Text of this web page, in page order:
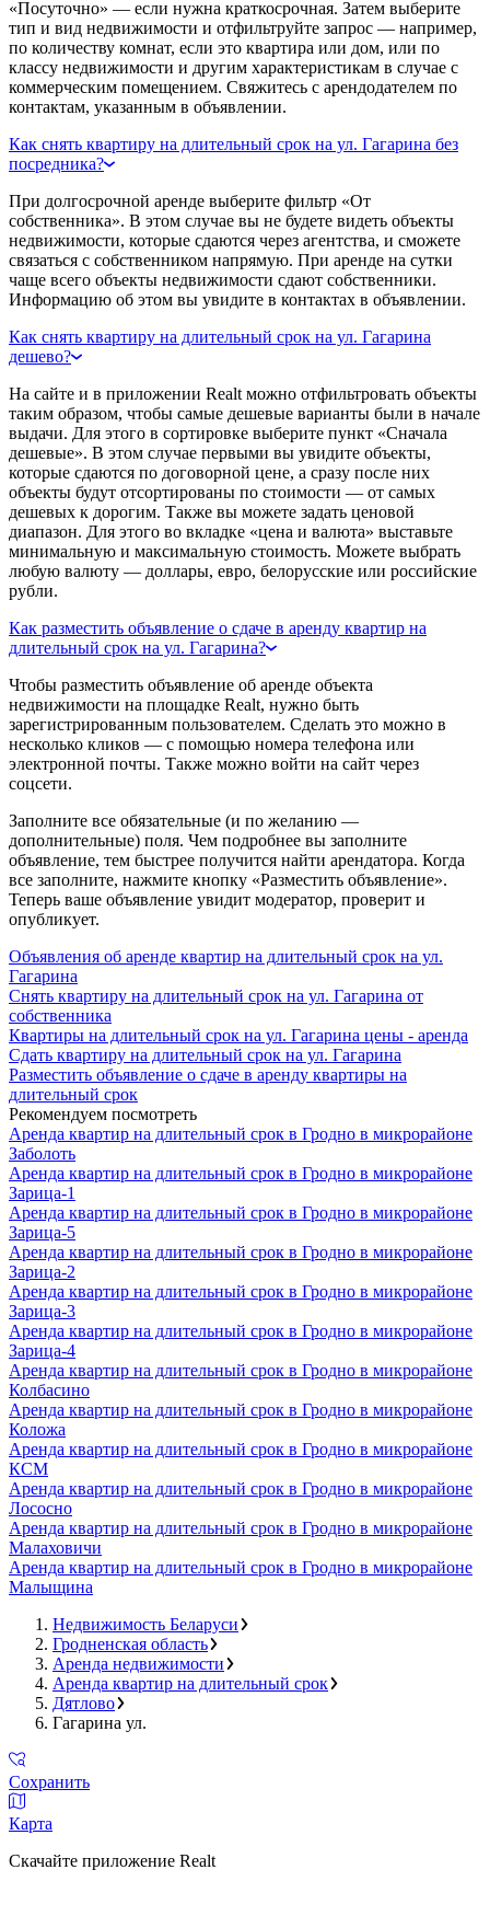
«Посуточно» — если нужна краткосрочная. Затем выберите
тип и вид недвижимости и отфильтруйте запрос — например,
по количеству комнат, если это квартира или дом, или по
классу недвижимости и другим характеристикам в случае с
коммерческим помещением. Свяжитесь с арендодателем по
контактам, указанным в объявлении.
Как снять квартиру на длительный срок на ул. Гагарина без
посредника?
При долгосрочной аренде выберите фильтр «От
собственника». В этом случае вы не будете видеть объекты
недвижимости, которые сдаются через агентства, и сможете
связаться с собственником напрямую. При аренде на сутки
чаще всего объекты недвижимости сдают собственники.
Информацию об этом вы увидите в контактах в объявлении.
Как снять квартиру на длительный срок на ул. Гагарина
дешево?
На сайте и в приложении Realt можно отфильтровать объекты
таким образом, чтобы самые дешевые варианты были в начале
выдачи. Для этого в сортировке выберите пункт «Сначала
дешевые». В этом случае первыми вы увидите объекты,
которые сдаются по договорной цене, а сразу после них
объекты будут отсортированы по стоимости — от самых
дешевых к дорогим. Также вы можете задать ценовой
диапазон. Для этого во вкладке «цена и валюта» выставьте
минимальную и максимальную стоимость. Можете выбрать
любую валюту — доллары, евро, белорусские или российские
рубли.
Как разместить объявление о сдаче в аренду квартир на
длительный срок на ул. Гагарина?
Чтобы разместить объявление об аренде объекта
недвижимости на площадке Realt, нужно быть
зарегистрированным пользователем. Сделать это можно в
несколько кликов — с помощью номера телефона или
электронной почты. Также можно войти на сайт через
соцсети.
Заполните все обязательные (и по желанию —
дополнительные) поля. Чем подробнее вы заполните
объявление, тем быстрее получится найти арендатора. Когда
все заполните, нажмите кнопку «Разместить объявление».
Теперь ваше объявление увидит модератор, проверит и
опубликует.
Объявления об аренде квартир на длительный срок на ул.
Гагарина
Снять квартиру на длительный срок на ул. Гагарина от
собственника
Квартиры на длительный срок на ул. Гагарина цены - аренда
Сдать квартиру на длительный срок на ул. Гагарина
Разместить объявление о сдаче в аренду квартиры на
длительный срок
Рекомендуем посмотреть
Аренда квартир на длительный срок в Гродно в микрорайоне
Заболоть
Аренда квартир на длительный срок в Гродно в микрорайоне
Зарица-1
Аренда квартир на длительный срок в Гродно в микрорайоне
Зарица-5
Аренда квартир на длительный срок в Гродно в микрорайоне
Зарица-2
Аренда квартир на длительный срок в Гродно в микрорайоне
Зарица-3
Аренда квартир на длительный срок в Гродно в микрорайоне
Зарица-4
Аренда квартир на длительный срок в Гродно в микрорайоне
Колбасино
Аренда квартир на длительный срок в Гродно в микрорайоне
Коложа
Аренда квартир на длительный срок в Гродно в микрорайоне
КСМ
Аренда квартир на длительный срок в Гродно в микрорайоне
Лососно
Аренда квартир на длительный срок в Гродно в микрорайоне
Малаховичи
Аренда квартир на длительный срок в Гродно в микрорайоне
Малыщина
Недвижимость Беларуси
Гродненская область
Аренда недвижимости
Аренда квартир на длительный срок
Дятлово
Гагарина ул.
Сохранить
Карта
Скачайте приложение Realt